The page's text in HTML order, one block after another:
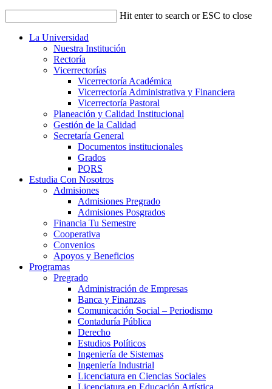
Hit enter to search or ESC to close
La Universidad
Nuestra Institución
Rectoría
Vicerrectorías
Vicerrectoría Académica
Vicerrectoría Administrativa y Financiera
Vicerrectoría Pastoral
Planeación y Calidad Institucional
Gestión de la Calidad
Secretaría General
Documentos institucionales
Grados
PQRS
Estudia Con Nosotros
Admisiones
Admisiones Pregrado
Admisiones Posgrados
Financia Tu Semestre
Cooperativa
Convenios
Apoyos y Beneficios
Programas
Pregrado
Administración de Empresas
Banca y Finanzas
Comunicación Social – Periodismo
Contaduría Pública
Derecho
Estudios Políticos
Ingeniería de Sistemas
Ingeniería Industrial
Licenciatura en Ciencias Sociales
Licenciatura en Educación Artística